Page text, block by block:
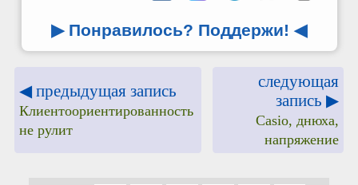
▶ Понравилось? Поддержи! ◀
◀ предыдущая запись
Клиентоориентированность
не рулит
следующая
запись ▶
Casio, днюха,
напряжение